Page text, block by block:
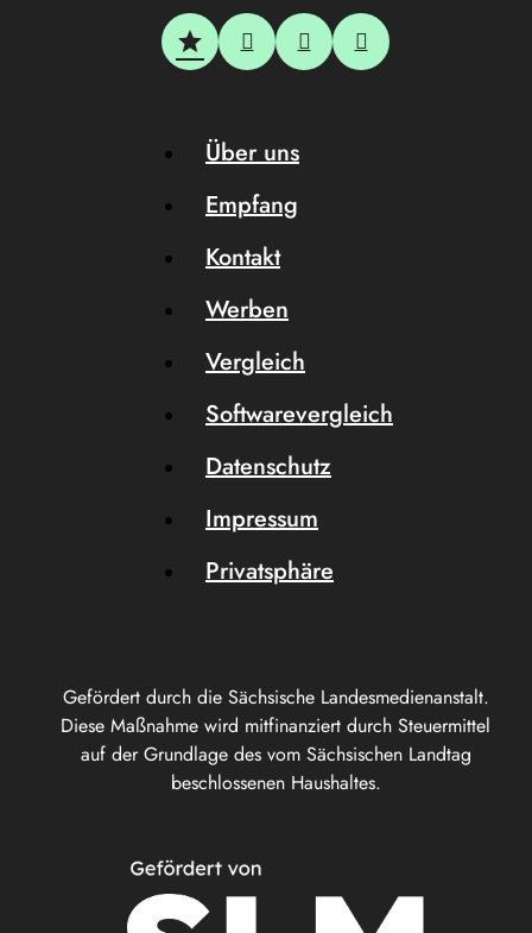
Gefördert durch die Sächsische Landesmedienanstalt.
Diese Maßnahme wird mitfinanziert durch Steuermittel
auf der Grundlage des vom Sächsischen Landtag
beschlossenen Haushaltes.
Über uns
Empfang
Kontakt
Werben
Vergleich
Softwarevergleich
Datenschutz
Impressum
Privatsphäre